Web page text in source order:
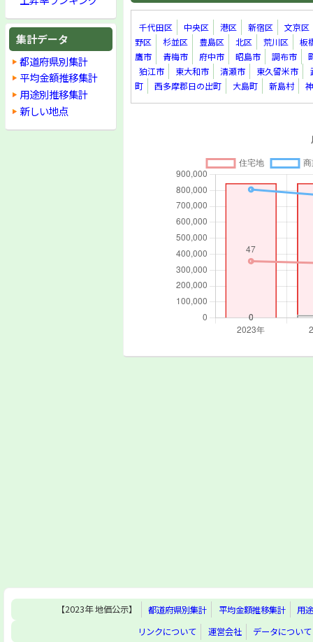
集計データ
都道府県別集計
平均金額推移集計
用途別推移集計
新しい地点
千代田区 中央区 港区 新宿区
文京区
野区
杉並区 豊島区 北区 荒川区
板
鷹市
青梅市 府中市 昭島市 調布市
狛江市
東大和市 清瀬市 東久留米市
町
西多摩郡日の出町 大島町 新島村
【2023年 地価公示】 都道府県別集計 平均金額推移集計
用
リンクについて
運営会社
データについて